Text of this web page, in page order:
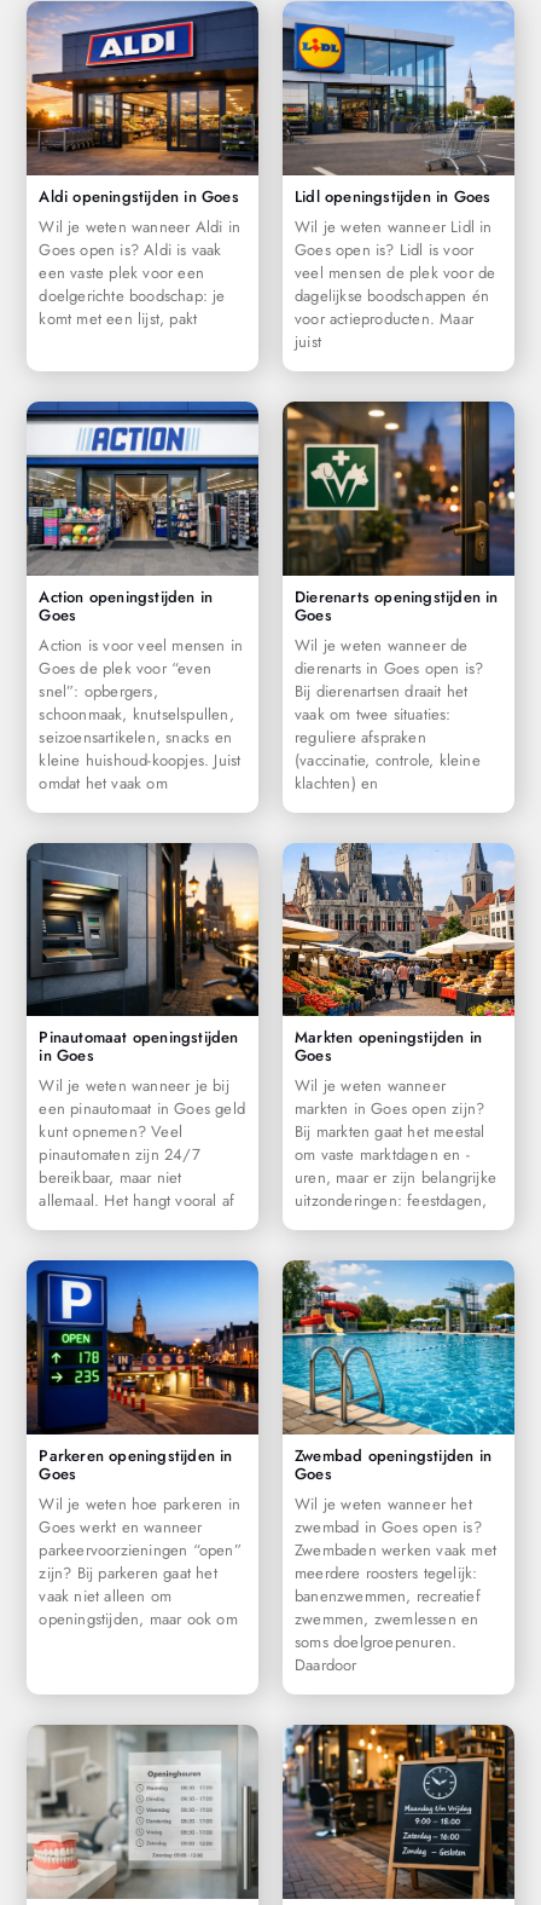
Aldi openingstijden in Goes
Wil je weten wanneer Aldi in
Goes open is? Aldi is vaak
een vaste plek voor een
doelgerichte boodschap: je
komt met een lijst, pakt
Lidl openingstijden in Goes
Wil je weten wanneer Lidl in
Goes open is? Lidl is voor
veel mensen de plek voor de
dagelijkse boodschappen én
voor actieproducten. Maar
juist
Action openingstijden in
Goes
Action is voor veel mensen in
Goes de plek voor “even
snel”: opbergers,
schoonmaak, knutselspullen,
seizoensartikelen, snacks en
kleine huishoud-koopjes. Juist
omdat het vaak om
Dierenarts openingstijden in
Goes
Wil je weten wanneer de
dierenarts in Goes open is?
Bij dierenartsen draait het
vaak om twee situaties:
reguliere afspraken
(vaccinatie, controle, kleine
klachten) en
Pinautomaat openingstijden
in Goes
Wil je weten wanneer je bij
een pinautomaat in Goes geld
kunt opnemen? Veel
pinautomaten zijn 24/7
bereikbaar, maar niet
allemaal. Het hangt vooral af
Markten openingstijden in
Goes
Wil je weten wanneer
markten in Goes open zijn?
Bij markten gaat het meestal
om vaste marktdagen en -
uren, maar er zijn belangrijke
uitzonderingen: feestdagen,
Parkeren openingstijden in
Goes
Wil je weten hoe parkeren in
Goes werkt en wanneer
parkeervoorzieningen “open”
zijn? Bij parkeren gaat het
vaak niet alleen om
openingstijden, maar ook om
Zwembad openingstijden in
Goes
Wil je weten wanneer het
zwembad in Goes open is?
Zwembaden werken vaak met
meerdere roosters tegelijk:
banenzwemmen, recreatief
zwemmen, zwemlessen en
soms doelgroepenuren.
Daardoor